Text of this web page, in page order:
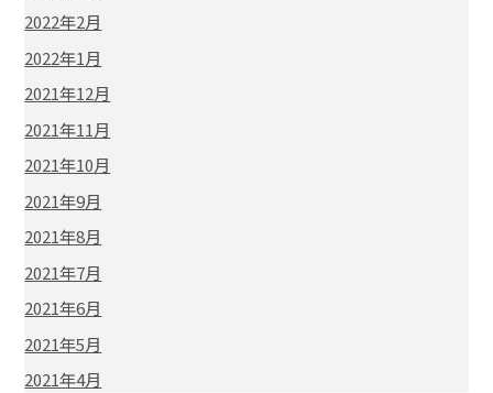
2022年2月
2022年1月
2021年12月
2021年11月
2021年10月
2021年9月
2021年8月
2021年7月
2021年6月
2021年5月
2021年4月